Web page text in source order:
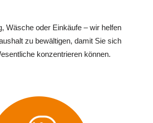
Wäsche oder Einkäufe – wir helfen
zu bewältigen, damit Sie sich
konzentrieren können.